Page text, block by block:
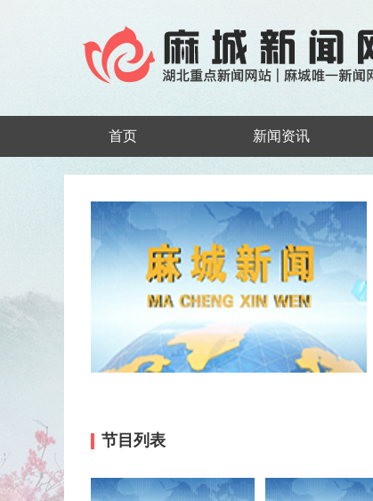
首页 新闻资讯
节目列表